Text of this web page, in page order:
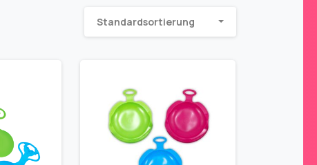
Standardsortierung